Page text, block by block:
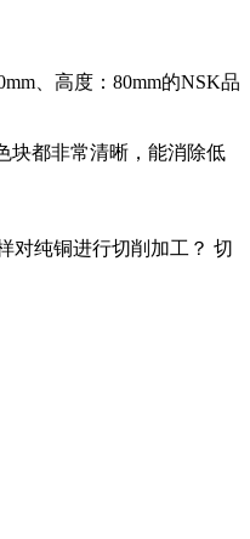
、高度：80mm的NSK品
块都非常清晰，能消除低
对纯铜进行切削加工？ 切